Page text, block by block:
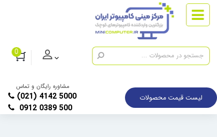
0
لیست قیمت محصولات
مشاوره رایگان و تماس
(021) 4142 5000
0912 0389 500